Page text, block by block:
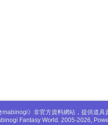
》非官方資料網站，提供道
Fantasy World. 2005-2026,